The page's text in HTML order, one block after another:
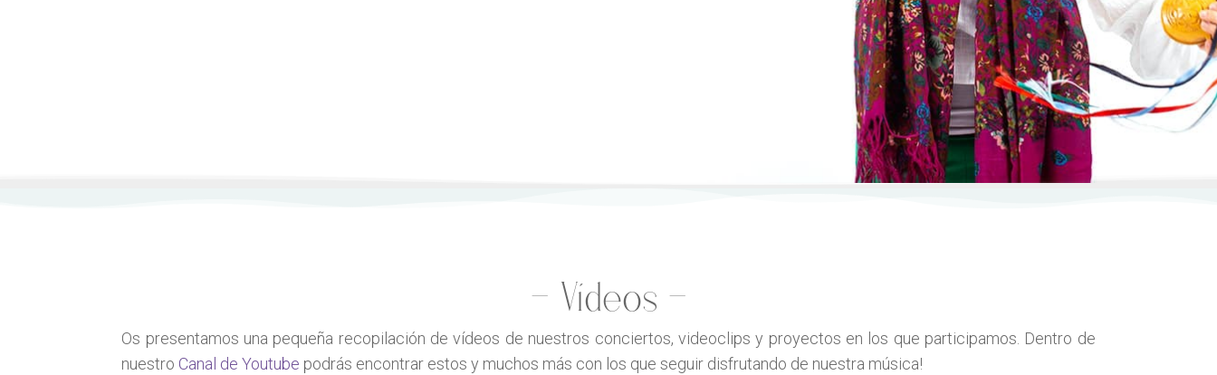
– Vídeos –
Os presentamos una pequeña recopilación de vídeos de nuestros conciertos, videoclips y proyectos en los que participamos. Dentro de
nuestro Canal de Youtube podrás encontrar estos y muchos más con los que seguir disfrutando de nuestra música!